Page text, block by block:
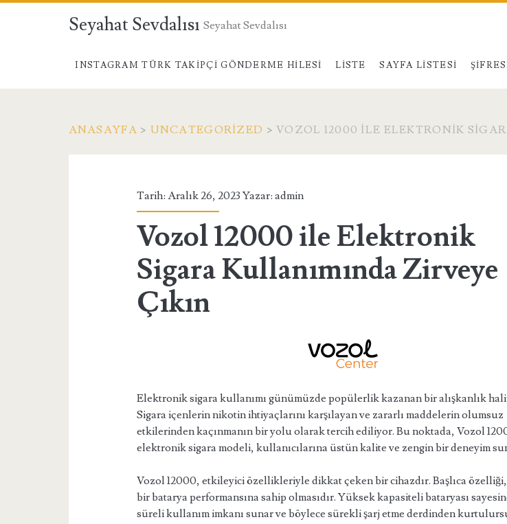
Seyahat Sevdalısı Seyahat Sevdalısı
INSTAGRAM TÜRK TAKIPÇI GÖNDERME HILESI LISTE SAYFA LISTESI
ANASAYFA > UNCATEGORIZED >VOZOL 12000 ILE ELEKTRONIK
Tarih: Aralık 26, 2023 Yazar:admin
Vozol 12000 ile Elektronik
Sigara Kullanımında Zirveye
Çıkın
Elektronik sigara kullanımı günümüzde popülerlik kazanan bir alışkanlık
Sigara içenlerin nikotin ihtiyaçlarını karşılayan ve zararlı maddelerin olumsuz
etkilerinden kaçınmanın bir yolu olarak tercih ediliyor. Bu noktada, Vozol
elektronik sigara modeli, kullanıcılarına üstün kalite ve zengin bir deneyim
Vozol 12000, etkileyici özellikleriyle dikkat çeken bir cihazdır. Başlıca
bir batarya performansına sahip olmasıdır. Yüksek kapasiteli bataryası
süreli kullanım imkanı sunar ve böylece sürekli şarj etme derdinden